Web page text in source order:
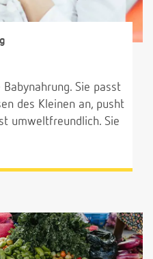
Sie passt
des Kleinen an, pusht
umweltfreundlich. Sie